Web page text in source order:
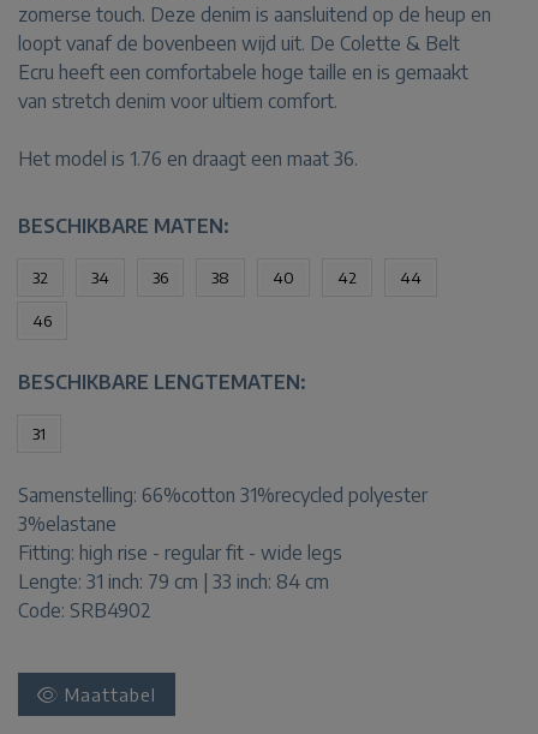
zomerse touch. Deze denim is aansluitend op de heup en
loopt vanaf de bovenbeen wijd uit. De Colette & Belt
Ecru heeft een comfortabele hoge taille en is gemaakt
van stretch denim voor ultiem comfort.
Het model is 1.76 en draagt een maat 36.
BESCHIKBARE MATEN:
32 34 36 38 40 42 44
46
BESCHIKBARE LENGTEMATEN:
31
Samenstelling: 66%cotton 31%recycled polyester
3%elastane
Fitting: high rise - regular fit - wide legs
Lengte: 31 inch: 79 cm | 33 inch: 84 cm
Code: SRB4902
Maattabel